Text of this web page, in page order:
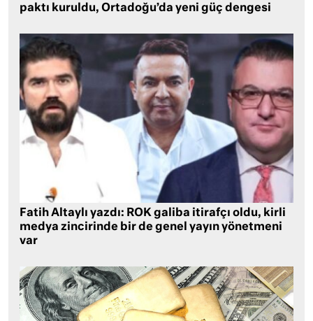
paktı kuruldu, Ortadoğu’da yeni güç dengesi
Fatih Altaylı yazdı: ROK galiba itirafçı oldu, kirli
medya zincirinde bir de genel yayın yönetmeni
var